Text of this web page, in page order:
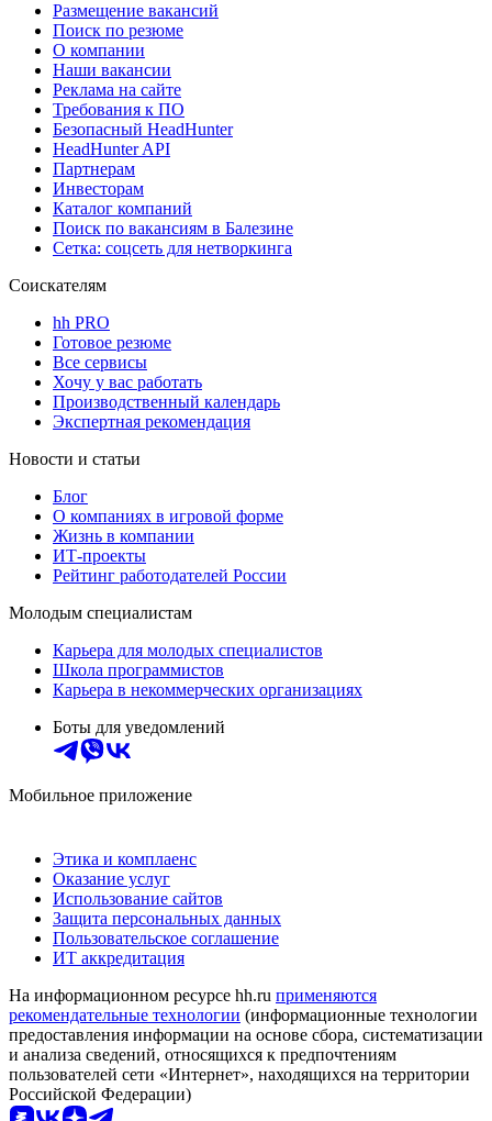
Размещение вакансий
Поиск по резюме
О компании
Наши вакансии
Реклама на сайте
Требования к ПО
Безопасный HeadHunter
HeadHunter API
Партнерам
Инвесторам
Каталог компаний
Поиск по вакансиям в Балезине
Сетка: соцсеть для нетворкинга
Соискателям
hh PRO
Готовое резюме
Все сервисы
Хочу у вас работать
Производственный календарь
Экспертная рекомендация
Новости и статьи
Блог
О компаниях в игровой форме
Жизнь в компании
ИТ-проекты
Рейтинг работодателей России
Молодым специалистам
Карьера для молодых специалистов
Школа программистов
Карьера в некоммерческих организациях
Боты для уведомлений
Мобильное приложение
Этика и комплаенс
Оказание услуг
Использование сайтов
Защита персональных данных
Пользовательское соглашение
ИТ аккредитация
На информационном ресурсе hh.ru применяются
рекомендательные технологии (информационные технологии
предоставления информации на основе сбора, систематизации
и анализа сведений, относящихся к предпочтениям
пользователей сети «Интернет», находящихся на территории
Российской Федерации)